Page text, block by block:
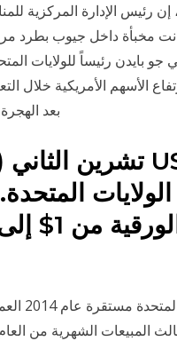
رئيس الإدارة المركزية
مخبأة داخل جيوب بطرد مرسل
بايدن رئيساً للولايات
بعد الهجرة 4‏‏/5‏‏/1442 بعد الهجرة 18‏‏/3‏‏/1441 بعد
ظلت
المبيعات الشهرية من